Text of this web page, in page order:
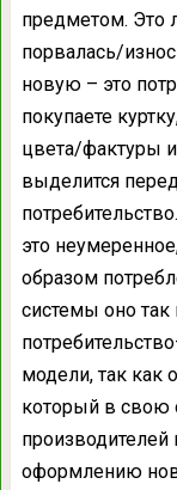
предметом. Это
порвалась/
новую – это
покупаете
цвета/фактуры
выделится
это
образом
системы оно
модели, так как
который в свою
производителей
оформлению